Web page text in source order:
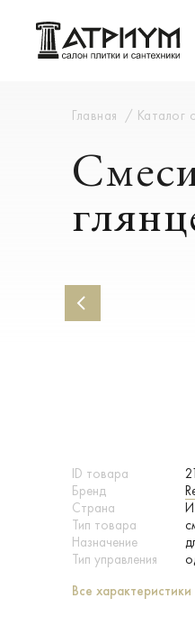
Главная Каталог
ID товара
Бренд
Страна
Тип товара
Назначение
Тип управления
Все характеристики